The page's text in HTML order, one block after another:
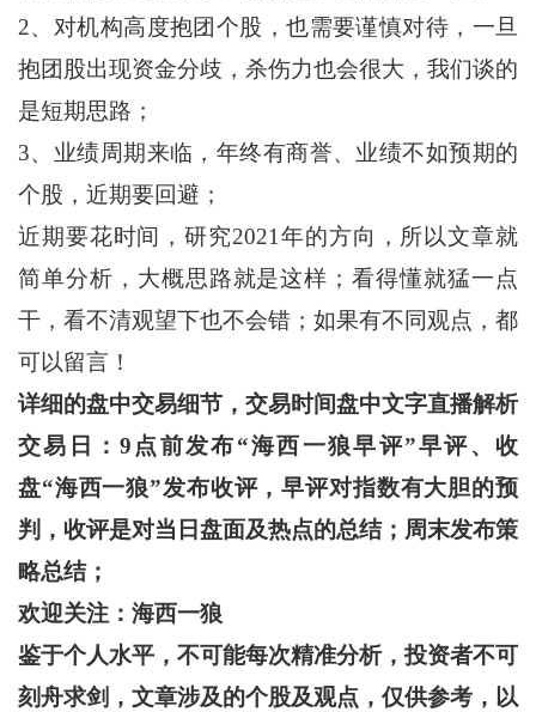
2、对机构高度抱团个股，也需要谨慎对待，一旦
抱团股出现资金分歧，杀伤力也会很大，我们谈的
是短期思路；
3、业绩周期来临，年终有商誉、业绩不如预期的
个股，近期要回避；
近期要花时间，研究2021年的方向，所以文章就
简单分析，大概思路就是这样；看得懂就猛一点
干，看不清观望下也不会错；如果有不同观点，都
可以留言！
详细的盘中交易细节，交易时间盘中文字直播解析
交易日：9 点前发布“海西一狼早评”早评、收
盘“海西一狼”发布收评，早评对指数有大胆的预
判，收评是对当日盘面及热点的总结；周末发布策
略总结；
欢迎关注：海西一狼
鉴于个人水平，不可能每次精准分析，投资者不可
刻舟求剑，文章涉及的个股及观点，仅供参考，以